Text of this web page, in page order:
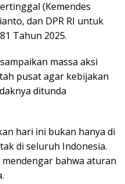
(Kemendes
dan DPR RI untuk
Tahun 2025.
massa aksi
pusat agar kebijakan
ditunda
hari ini bukan hanya di
di seluruh Indonesia.
bahwa aturan